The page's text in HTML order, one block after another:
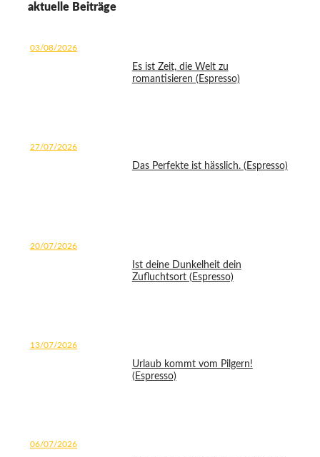
aktuelle Beiträge
03/08/2026
Es ist Zeit, die Welt zu
romantisieren (Espresso)
27/07/2026
Das Perfekte ist hässlich. (Espresso)
20/07/2026
Ist deine Dunkelheit dein
Zufluchtsort (Espresso)
13/07/2026
Urlaub kommt vom Pilgern!
(Espresso)
06/07/2026